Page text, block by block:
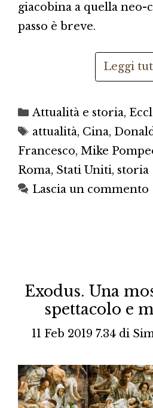
giacobina a quella
passo è breve.
Leggi
Categorie
Attualità e storia,
Tag
attualità, Cina,
Francesco, Mike
Roma, Stati Uniti, storia
Lascia un commento
Exodus. Una
spettacolo e
11 Feb 2019 7.34 di